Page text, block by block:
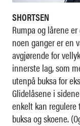
SHORTSEN
Rumpa og lårene
noen ganger er en
avgjørende for
innerste lag, som
utenpå buksa for
Glidelåsene i
enkelt kan
buksa og skoene.